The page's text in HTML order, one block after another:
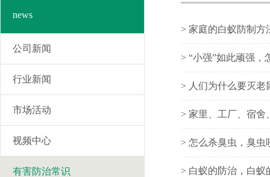
news
公司新闻
行业新闻
市场活动
视频中心
有害防治常识
> 家庭的白蚁防制方
> “小强”如此顽强，
> 人们为什么要灭老
> 家里、工厂、宿舍
> 怎么杀臭虫，臭虫
> 白蚁的防治，白蚁